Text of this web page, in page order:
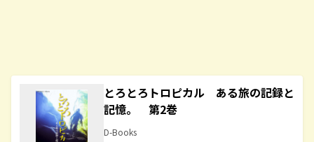
とろとろトロピカル ある旅の記録と
記憶。 第2巻
D-Books